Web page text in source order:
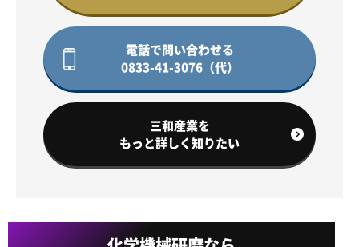
電話で問い合わせる
0833-41-3076（代）
三和産業を
もっと詳しく知りたい